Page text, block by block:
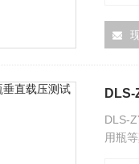
DLS-
DLS-
用瓶